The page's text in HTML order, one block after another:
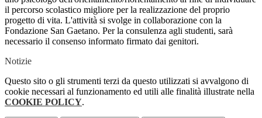
il percorso scolastico migliore per la realizzazione del proprio
progetto di vita. L'attività si svolge in collaborazione con la
Fondazione San Gaetano. Per la consulenza agli studenti, sarà
necessario il consenso informato firmato dai genitori.
Notizie
Questo sito o gli strumenti terzi da questo utilizzati si avvalgono di
cookie necessari al funzionamento ed utili alle finalità illustrate nella
COOKIE POLICY.